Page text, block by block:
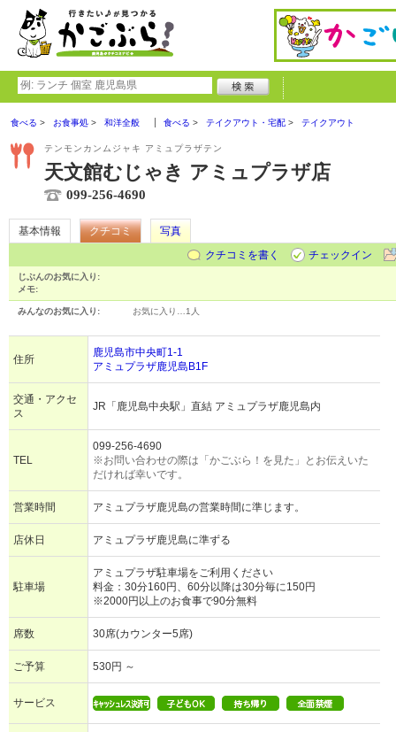
食べる お食事処 和洋全般 食べる テイクアウト・宅配 テイクアウト
テンモンカンムジャキ アミュプラザテン
天文館むじゃき アミュプラザ店
099-256-4690
基本情報 クチコミ
写真
クチコミを書く
チェックイン
じぶんのお気に入り:
メモ:
みんなのお気に入り: お気に入り… 1人
住所
鹿児島市中央町1-1
アミュプラザ鹿児島B1F
交通・アクセ
ス
JR「鹿児島中央駅」直結 アミュプラザ鹿児島内
TEL
099-256-4690
※お問い合わせの際は「かごぶら！を見た」とお伝えいた
だければ幸いです。
営業時間 アミュプラザ鹿児島の営業時間に準じます。
店休日 アミュプラザ鹿児島に準ずる
駐車場
アミュプラザ駐車場をご利用ください
料金：30分160円、60分以降は30分毎に150円
※2000円以上のお食事で90分無料
席数 30席(カウンター5席)
ご予算 530円 ～
サービス